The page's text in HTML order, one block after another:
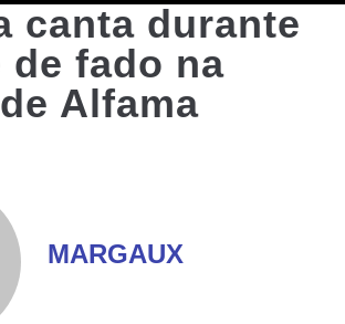
canta durante
de fado na
Alfama
MARGAUX